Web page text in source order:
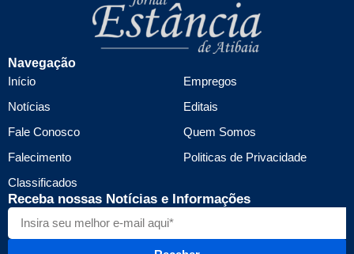
Navegação
Início
Notícias
Fale Conosco
Falecimento
Classificados
Empregos
Editais
Quem Somos
Politicas de Privacidade
Receba nossas Notícias e Informações